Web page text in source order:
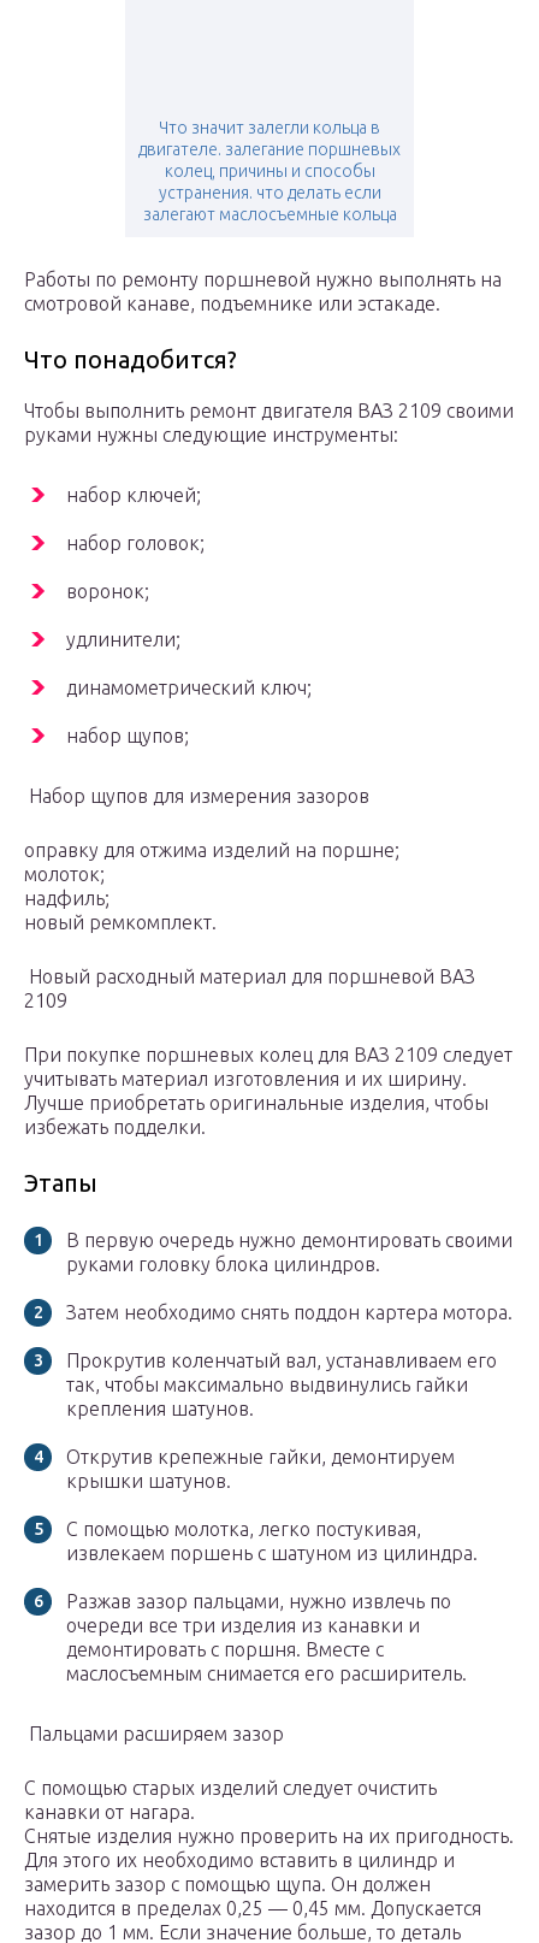
Что значит залегли кольца в
двигателе. залегание поршневых
колец, причины и способы
устранения. что делать если
залегают маслосъемные кольца
Работы по ремонту поршневой нужно выполнять на
смотровой канаве, подъемнике или эстакаде.
Что понадобится?
Чтобы выполнить ремонт двигателя ВАЗ 2109 своими
руками нужны следующие инструменты:
набор ключей;
набор головок;
воронок;
удлинители;
динамометрический ключ;
набор щупов;
Набор щупов для измерения зазоров
оправку для отжима изделий на поршне;
молоток;
надфиль;
новый ремкомплект.
Новый расходный материал для поршневой ВАЗ
2109
При покупке поршневых колец для ВАЗ 2109 следует
учитывать материал изготовления и их ширину.
Лучше приобретать оригинальные изделия, чтобы
избежать подделки.
Этапы
В первую очередь нужно демонтировать своими
руками головку блока цилиндров.
Затем необходимо снять поддон картера мотора.
Прокрутив коленчатый вал, устанавливаем его
так, чтобы максимально выдвинулись гайки
крепления шатунов.
Открутив крепежные гайки, демонтируем
крышки шатунов.
С помощью молотка, легко постукивая,
извлекаем поршень с шатуном из цилиндра.
Разжав зазор пальцами, нужно извлечь по
очереди все три изделия из канавки и
демонтировать с поршня. Вместе с
маслосъемным снимается его расширитель.
Пальцами расширяем зазор
С помощью старых изделий следует очистить
канавки от нагара.
Снятые изделия нужно проверить на их пригодность.
Для этого их необходимо вставить в цилиндр и
замерить зазор с помощью щупа. Он должен
находится в пределах 0,25 — 0,45 мм. Допускается
зазор до 1 мм. Если значение больше, то деталь